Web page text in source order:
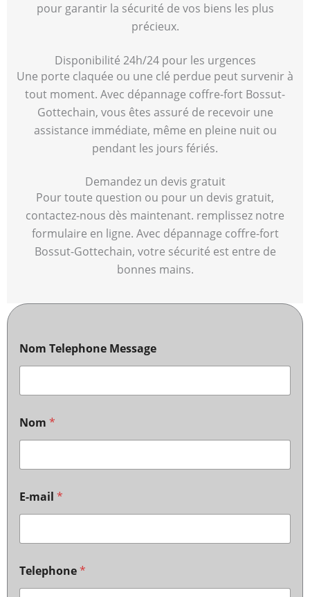
pour garantir la sécurité de vos biens les plus
précieux.
Disponibilité 24h/24 pour les urgences
Une porte claquée ou une clé perdue peut survenir à
tout moment. Avec dépannage coffre-fort Bossut-
Gottechain, vous êtes assuré de recevoir une
assistance immédiate, même en pleine nuit ou
pendant les jours fériés.
Demandez un devis gratuit
Pour toute question ou pour un devis gratuit,
contactez-nous dès maintenant. remplissez notre
formulaire en ligne. Avec dépannage coffre-fort
Bossut-Gottechain, votre sécurité est entre de
bonnes mains.
Nom Telephone Message
Nom *
E-mail *
Telephone*